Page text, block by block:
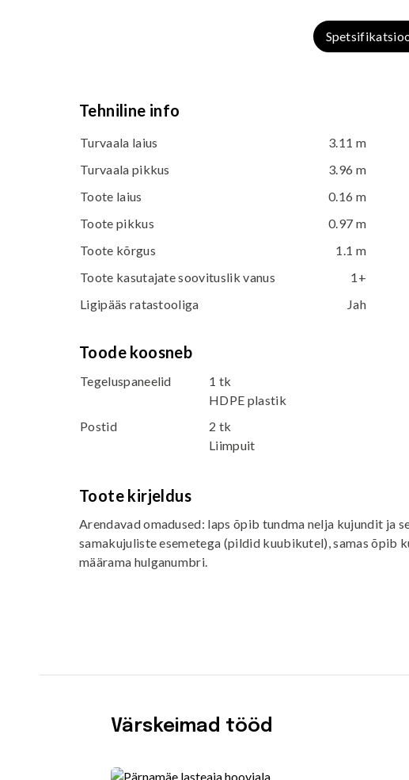
Tehniline info
Turvaala laius
3.11 m
Turvaala pikkus
3.96 m
Toote laius
0.16 m
Toote pikkus
0.97 m
Toote kõrgus
1.1 m
Toote kasutajate soovituslik vanus
1+
Ligipääs ratastooliga
Jah
Toode koosneb
Tegeluspaneelid
1 tk
HDPE plastik
Postid
2 tk
Liimpuit
Toote kirjeldus
Arendavad omadused: laps õpib tundma nelja kujundit ja
samakujuliste esemetega (pildid kuubikutel), samas õpib
määrama hulganumbri.
Värskeimad tööd